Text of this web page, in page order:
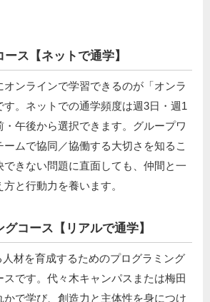
ス【ネットで通学】
ンラインで学習できるのが「オンラ
す。ネットでの通学頻度は週3日・週1
・午後から選択できます。グループワ
ムで協同／協働する大切さを知るこ
できない問題に直面しても、仲間と一
と行動力を養います。
コース【リアルで通学】
材を育成するためのプログラミング
です。代々木キャンパスまたは梅田
かで学び、創造力と主体性を身につけ